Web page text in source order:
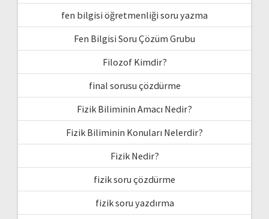
fen bilgisi öğretmenliği soru yazma
Fen Bilgisi Soru Çözüm Grubu
Filozof Kimdir?
final sorusu çözdürme
Fizik Biliminin Amacı Nedir?
Fizik Biliminin Konuları Nelerdir?
Fizik Nedir?
fizik soru çözdürme
fizik soru yazdırma